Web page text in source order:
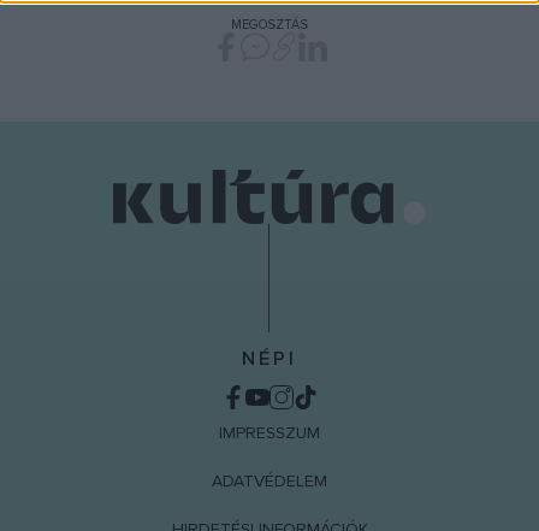
functionality and fraud prevention, and other
MEGOSZTÁS
NÉPI
IMPRESSZUM
ADATVÉDELEM